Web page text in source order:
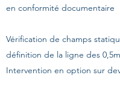
en conformité documentaire
Vérification de champs
définition de la ligne des
Intervention en option sur